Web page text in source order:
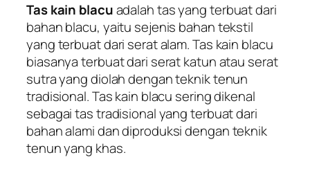
Tas kain blacuadalah tas yang terbuat dari
bahan blacu, yaitu sejenis bahan tekstil
yang terbuat dari serat alam. Tas kain blacu
biasanya terbuat dari serat katun atau serat
sutra yang diolah dengan teknik tenun
tradisional. Tas kain blacu sering dikenal
sebagai tas tradisional yang terbuat dari
bahan alami dan diproduksi dengan teknik
tenun yang khas.